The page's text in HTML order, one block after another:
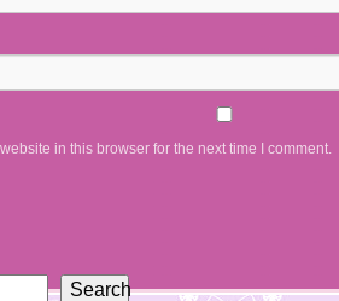
in this browser for the next time I comment.
Search